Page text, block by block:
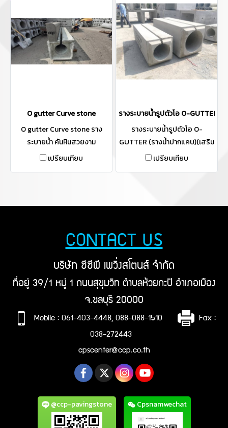
O gutter Curve stone
O gutter Curve stone ราง
ระบายน้ำ คันหินสวยงาม
เรียบร้อย รับน้ำได้ปริมาณมาก
เปรียบเทียบ
รางระบายน้ำรูปตัวโอ O-GUTTER (
รางระบายน้ำรูปตัวโอ O-
GUTTER (รางน้ำปากแคบ)(เสริม
เหล็กฉากและธรรมดา)
เปรียบเทียบ
CONTACT US
บริษัท ซีซีพี เพวิ่งสโตนส์ จำกัด
ที่อยู่ 39/1 หมู่ 1 ถนนสุขุมวิท ตำบลห้วยกะปิ อำเภอเมือง
จ.ชลบุรี 20000
Mobile : 061-403-4448, 088-088-1510 Fax :
038-272443
cpscenter@ccp.co.th
@ccp-pavingstone Cpsnamwechat